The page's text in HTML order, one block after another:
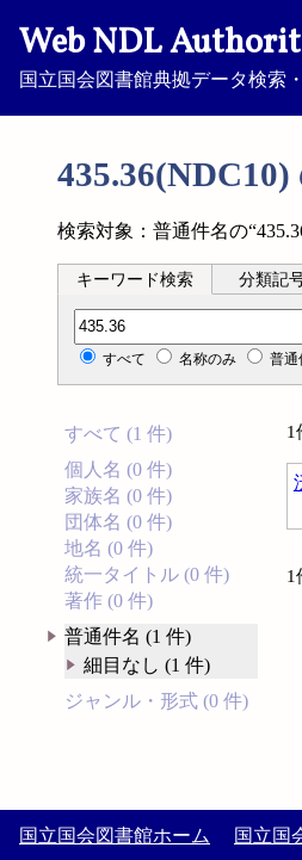
Web NDL
国立国会図書館典拠データ検索
検索対象：普通件名の
キーワード検索 分類記
分類記号検索
すべて 名称のみ 普通
すべて (1 件)
個人名 (0 件)
家族名 (0 件)
団体名 (0 件)
地名 (0 件)
統一タイトル (0 件)
著作 (0 件)
普通件名 (1 件)
細目なし (1 件)
ジャンル・形式 (0 件)
1
1
国立国会図書館ホーム 国立国